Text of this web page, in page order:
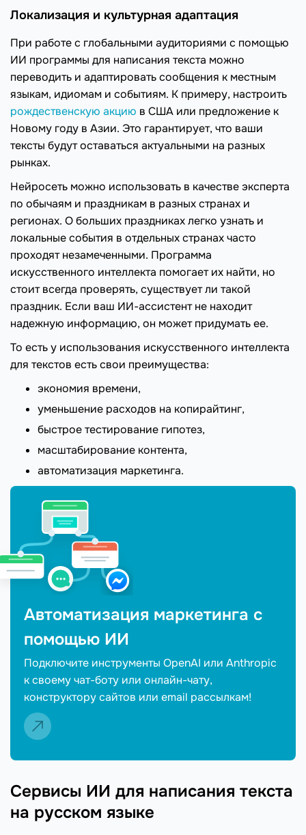
Локализация и культурная адаптация
При работе с глобальными аудиториями с помощью
ИИ программы для написания текста можно
переводить и адаптировать сообщения к местным
языкам, идиомам и событиям. К примеру, настроить
рождественскую акцию в США или предложение к
Новому году в Азии. Это гарантирует, что ваши
тексты будут оставаться актуальными на разных
рынках.
Нейросеть можно использовать в качестве эксперта
по обычаям и праздникам в разных странах и
регионах. О больших праздниках легко узнать и
локальные события в отдельных странах часто
проходят незамеченными. Программа
искусственного интеллекта помогает их найти, но
стоит всегда проверять, существует ли такой
праздник. Если ваш ИИ-ассистент не находит
надежную информацию, он может придумать ее.
То есть у использования искусственного интеллекта
для текстов есть свои преимущества:
экономия времени,
уменьшение расходов на копирайтинг,
быстрое тестирование гипотез,
масштабирование контента,
автоматизация маркетинга.
Автоматизация маркетинга с
помощью ИИ
Подключите инструменты OpenAI или Anthropic
к своему чат-боту или онлайн-чату,
конструктору сайтов или email рассылкам!
Сервисы ИИ для написания текста
на русском языке